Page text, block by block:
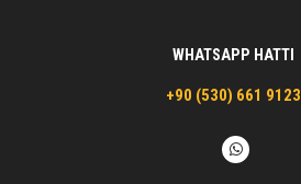
WHATSAPP HATTI
+90 (530) 661 9123